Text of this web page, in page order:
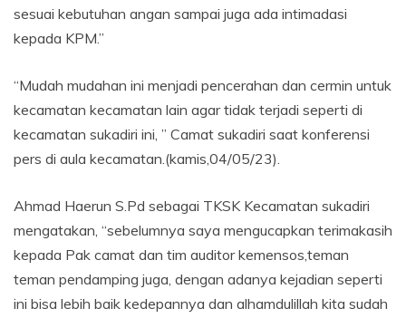
sesuai kebutuhan angan sampai juga ada intimadasi
kepada KPM.”
“Mudah mudahan ini menjadi pencerahan dan cermin untuk
kecamatan kecamatan lain agar tidak terjadi seperti di
kecamatan sukadiri ini, ” Camat sukadiri saat konferensi
pers di aula kecamatan.(kamis,04/05/23).
Ahmad Haerun S.Pd sebagai TKSK Kecamatan sukadiri
mengatakan, “sebelumnya saya mengucapkan terimakasih
kepada Pak camat dan tim auditor kemensos,teman
teman pendamping juga, dengan adanya kejadian seperti
ini bisa lebih baik kedepannya dan alhamdulillah kita sudah